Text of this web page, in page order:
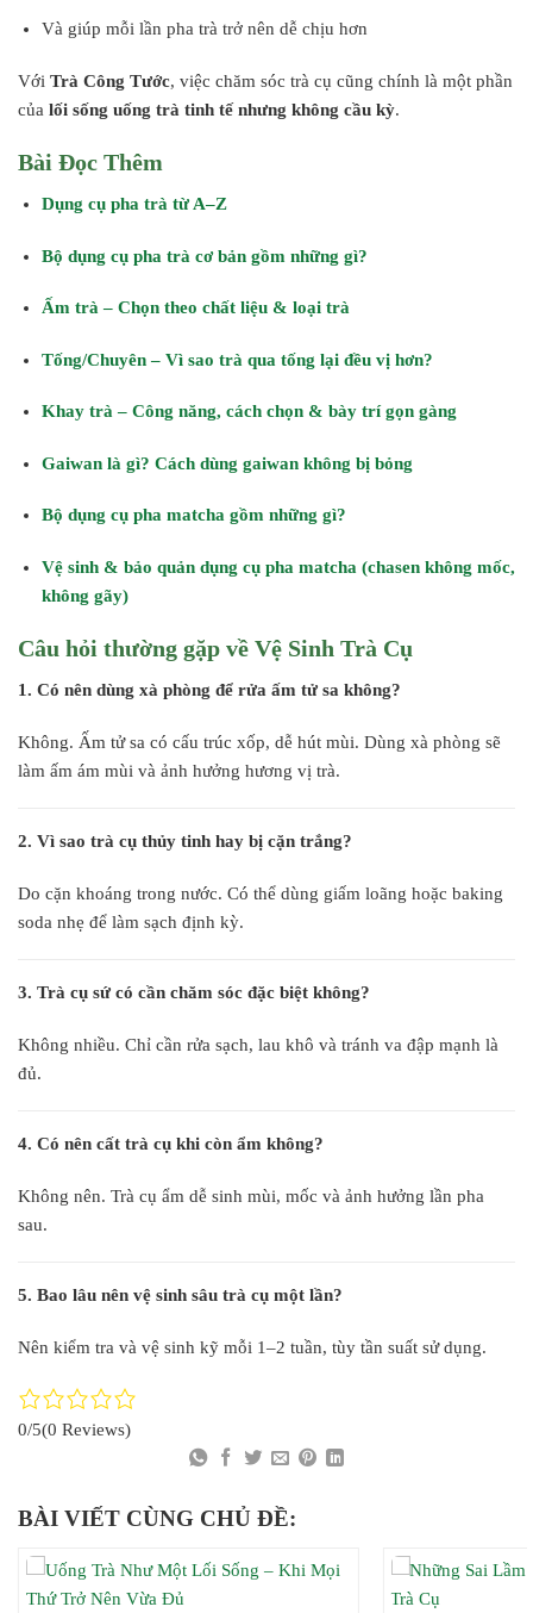
Và giúp mỗi lần pha trà trở nên dễ chịu hơn
Với Trà Công Tước, việc chăm sóc trà cụ cũng chính là một phần
của lối sống uống trà tinh tế nhưng không cầu kỳ.
Bài Đọc Thêm
Dụng cụ pha trà từ A–Z
Bộ dụng cụ pha trà cơ bản gồm những gì?
Ấm trà – Chọn theo chất liệu & loại trà
Tống/Chuyên – Vì sao trà qua tống lại đều vị hơn?
Khay trà – Công năng, cách chọn & bày trí gọn gàng
Gaiwan là gì? Cách dùng gaiwan không bị bỏng
Bộ dụng cụ pha matcha gồm những gì?
Vệ sinh & bảo quản dụng cụ pha matcha (chasen không mốc,
không gãy)
Câu hỏi thường gặp về Vệ Sinh Trà Cụ
1. Có nên dùng xà phòng để rửa ấm tử sa không?
Không. Ấm tử sa có cấu trúc xốp, dễ hút mùi. Dùng xà phòng sẽ
làm ấm ám mùi và ảnh hưởng hương vị trà.
2. Vì sao trà cụ thủy tinh hay bị cặn trắng?
Do cặn khoáng trong nước. Có thể dùng giấm loãng hoặc baking
soda nhẹ để làm sạch định kỳ.
3. Trà cụ sứ có cần chăm sóc đặc biệt không?
Không nhiều. Chỉ cần rửa sạch, lau khô và tránh va đập mạnh là
đủ.
4. Có nên cất trà cụ khi còn ẩm không?
Không nên. Trà cụ ẩm dễ sinh mùi, mốc và ảnh hưởng lần pha
sau.
5. Bao lâu nên vệ sinh sâu trà cụ một lần?
Nên kiểm tra và vệ sinh kỹ mỗi 1–2 tuần, tùy tần suất sử dụng.
0/5(0 Reviews)
BÀI VIẾT CÙNG CHỦ ĐỀ: